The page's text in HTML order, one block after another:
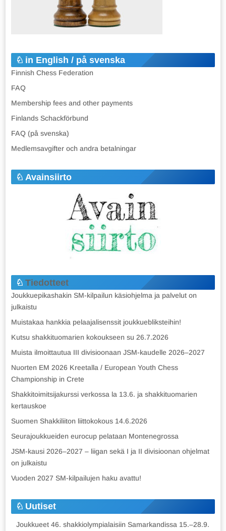
in English / på svenska
Finnish Chess Federation
FAQ
Membership fees and other payments
Finlands Schackförbund
FAQ (på svenska)
Medlemsavgifter och andra betalningar
Avainsiirto
Tiedotteet
Joukkuepikashakin SM-kilpailun käsiohjelma ja palvelut on
julkaistu
Muistakaa hankkia pelaajalisenssit joukkuebliksteihin!
Kutsu shakkituomarien kokoukseen su 26.7.2026
Muista ilmoittautua III divisioonaan JSM-kaudelle 2026–2027
Nuorten EM 2026 Kreetalla / European Youth Chess
Championship in Crete
Shakkitoimitsijakurssi verkossa la 13.6. ja shakkituomarien
kertauskoe
Suomen Shakkiliiton liittokokous 14.6.2026
Seurajoukkueiden eurocup pelataan Montenegrossa
JSM-kausi 2026–2027 – liigan sekä I ja II divisioonan ohjelmat
on julkaistu
Vuoden 2027 SM-kilpailujen haku avattu!
Uutiset
Joukkueet 46. shakkiolympialaisiin Samarkandissa 15.–28.9.